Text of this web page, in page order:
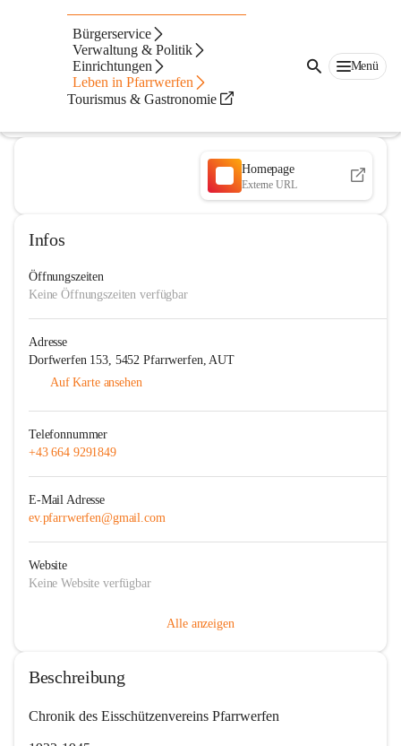
Bürgerservice
Verwaltung & Politik
Einrichtungen
Leben in Pfarrwerfen
Tourismus & Gastronomie
Menü
Eisschützenverein Pfarrwerfen
@eisschutzenverein-pfarrwerfen
Eisschützenverein
Homepage
Externe URL
Infos
Öffnungszeiten
Keine Öffnungszeiten verfügbar
Adresse
Dorfwerfen 153, 5452 Pfarrwerfen, AUT
Auf Karte ansehen
Telefonnummer
+43 664 9291849
E-Mail Adresse
ev.pfarrwerfen@gmail.com
Website
Keine Website verfügbar
Alle anzeigen
Beschreibung
Chronik des Eisschützenvereins Pfarrwerfen